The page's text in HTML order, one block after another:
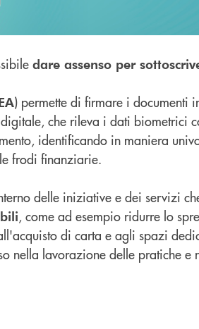
dare assenso per
) permette di firmare i documenti
che rileva i dati biometrici
identificando in maniera
frodi finanziarie.
delle iniziative e dei servizi
, come ad esempio ridurre lo
di carta e agli spazi
nella lavorazione delle pratiche e